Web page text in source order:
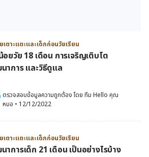
เตาะแตะและเด็กก่อนวัยเรียน
อยวัย 18 เดือน การเจริญเติบโต
าการ และวิธีดูแล
ตรวจสอบข้อมูลความถูกต้อง โดย ทีม Hello คุณ
หมอ • 12/12/2022
เตาะแตะและเด็กก่อนวัยเรียน
การเด็ก 21 เดือน เป็นอย่างไรบ้าง